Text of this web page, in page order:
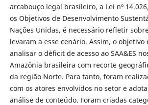
arcabouço legal brasileiro, a Lei nº
os Objetivos de Desenvolvimento
Nações Unidas, é necessário refletir
levaram a esse cenário. Assim, o objetivo
analisar o déficit de acesso ao SAA&ES
Amazônia brasileira com recorte
da região Norte. Para tanto, foram
com os atores envolvidos no setor e
análise de conteúdo. Foram criadas